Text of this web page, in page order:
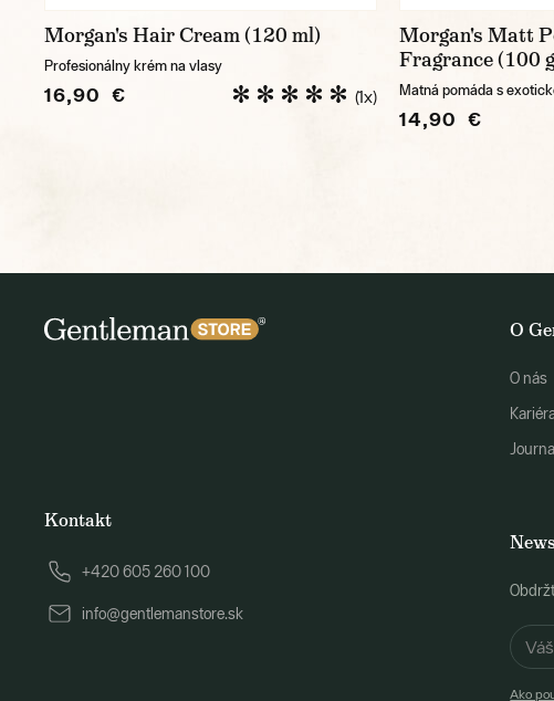
Morgan's Hair Cream (120 ml)
Profesionálny krém na vlasy
16,90 € (1x)
Morgan's Matt
Fragrance (100
Matná pomáda s
14,90 €
O
O nás
Journal
Ako
Kontakt
+420 605 260 100
info@gentlemanstore.sk